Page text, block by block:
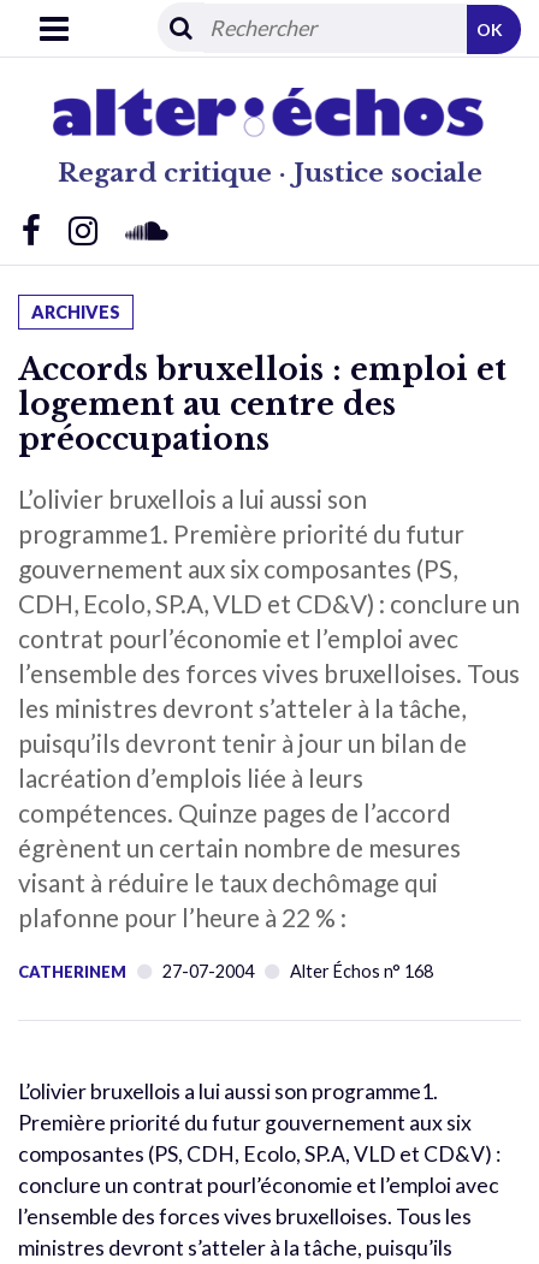
Regard critique · Justice sociale
OK
ARCHIVES
Accords bruxellois : emploi et
logement au centre des
préoccupations
L’olivier bruxellois a lui aussi son
programme1. Première priorité du futur
gouvernement aux six composantes (PS,
CDH, Ecolo, SP.A, VLD et CD&V) : conclure un
contrat pourl’économie et l’emploi avec
l’ensemble des forces vives bruxelloises. Tous
les ministres devront s’atteler à la tâche,
puisqu’ils devront tenir à jour un bilan de
lacréation d’emplois liée à leurs
compétences. Quinze pages de l’accord
égrènent un certain nombre de mesures
visant à réduire le taux dechômage qui
plafonne pour l’heure à 22 % :
CATHERINEM 27-07-2004 Alter Échos n° 168
L’olivier bruxellois a lui aussi son programme1.
Première priorité du futur gouvernement aux six
composantes (PS, CDH, Ecolo, SP.A, VLD et CD&V) :
conclure un contrat pourl’économie et l’emploi avec
l’ensemble des forces vives bruxelloises. Tous les
ministres devront s’atteler à la tâche, puisqu’ils